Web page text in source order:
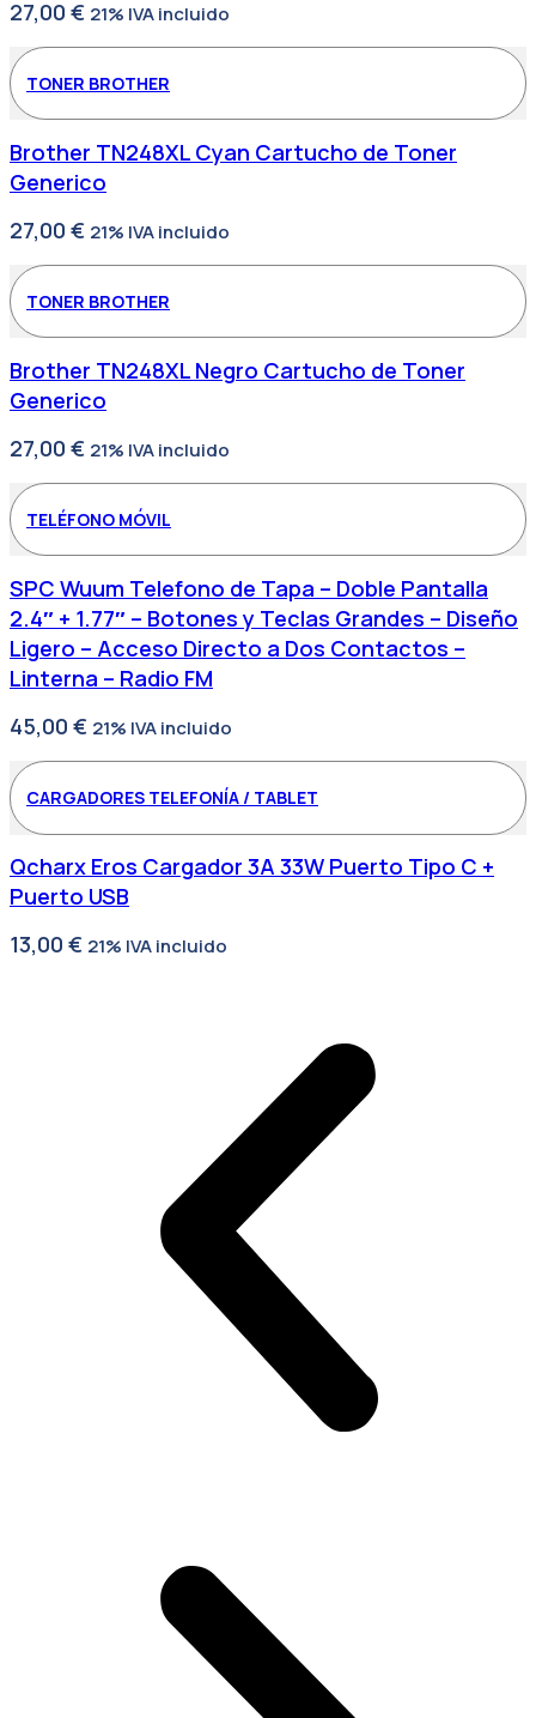
27,00 € 21% IVA incluido
TONER BROTHER
Brother TN248XL Cyan Cartucho de Toner
Generico
27,00 € 21% IVA incluido
TONER BROTHER
Brother TN248XL Negro Cartucho de Toner
Generico
27,00 € 21% IVA incluido
TELÉFONO MÓVIL
SPC Wuum Telefono de Tapa – Doble Pantalla
2.4″ + 1.77″ – Botones y Teclas Grandes – Diseño
Ligero – Acceso Directo a Dos Contactos –
Linterna – Radio FM
45,00 € 21% IVA incluido
CARGADORES TELEFONÍA / TABLET
Qcharx Eros Cargador 3A 33W Puerto Tipo C +
Puerto USB
13,00 € 21% IVA incluido